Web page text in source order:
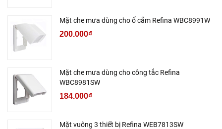
Mặt che mưa dùng cho ổ cắm Refina WBC8991W
200.000₫
Mặt che mưa dùng cho công tắc Refina
WBC8981SW
184.000₫
Mặt vuông 3 thiết bị Refina WEB7813SW